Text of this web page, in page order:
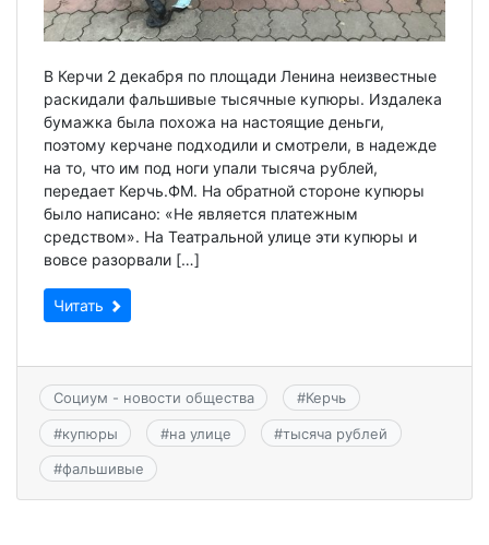
В Керчи 2 декабря по площади Ленина неизвестные
раскидали фальшивые тысячные купюры. Издалека
бумажка была похожа на настоящие деньги,
поэтому керчане подходили и смотрели, в надежде
на то, что им под ноги упали тысяча рублей,
передает Керчь.ФМ. На обратной стороне купюры
было написано: «Не является платежным
средством». На Театральной улице эти купюры и
вовсе разорвали […]
Читать
Социум - новости общества #Керчь
#купюры #на улице #тысяча рублей
#фальшивые